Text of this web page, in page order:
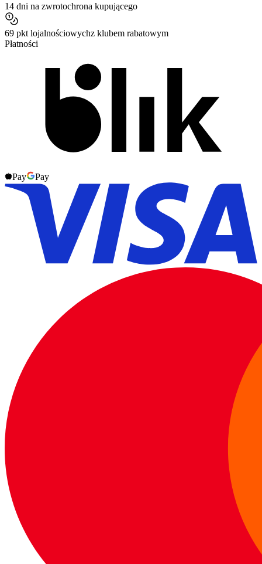
14 dni na zwrotochrona kupującego
69 pkt lojalnościowychz klubem rabatowym
Płatności
Pay Pay